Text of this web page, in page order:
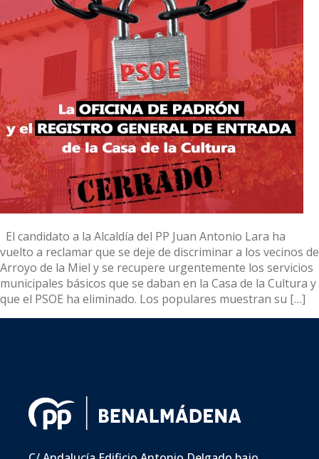
El candidato a la Alcaldía del PP Juan Antonio Lara ha
vuelto a reclamar que se deje de discriminar a los vecinos de
Arroyo de la Miel y se recupere urgentemente los servicios
municipales básicos que se daban en la Casa de la Cultura y
que el PSOE ha eliminado. Los populares muestran su […]